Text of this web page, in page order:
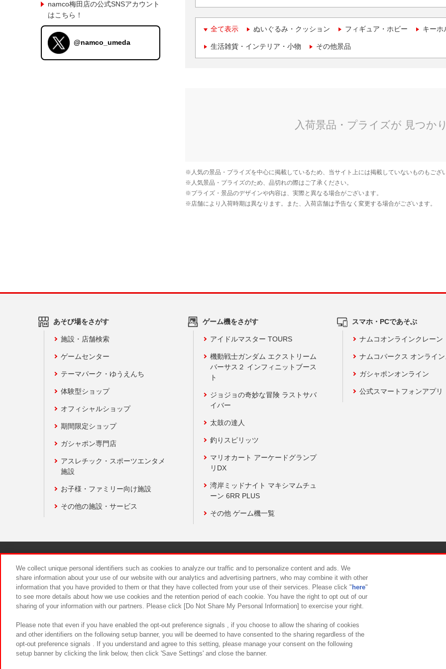
全て表示 ぬいぐるみ・クッション フィギュア・ホビー キーホ
生活雑貨・インテリア・小物 その他景品
namco梅田店の公式SNSアカウント
はこちら！
@namco_umeda
あそび場をさがす
施設・店舗検索
ゲームセンター
テーマパーク・ゆうえんち
体験型ショップ
オフィシャルショップ
期間限定ショップ
ガシャポン専門店
アスレチック・スポーツエンタメ
施設
お子様・ファミリー向け施設
その他の施設・サービス
ゲーム機をさがす
アイドルマスター TOURS
機動戦士ガンダム エクストリーム
バーサス２ インフィニットブース
ト
ジョジョの奇妙な冒険 ラストサバ
イバー
太鼓の達人
釣りスピリッツ
マリオカート アーケードグランプ
リDX
湾岸ミッドナイト マキシマムチュ
ーン 6RR PLUS
その他 ゲーム機一覧
スマホ・PCであそぶ
ナムコオンラインクレーン
ナムコパークス オンライ
ガシャポンオンライン
公式スマートフォンアプリ
食品のご提供について カスタマーハラスメント対応方針
We collect unique personal identifiers such as cookies to analyze our traffic and to personalize content and ads. We
share information about your use of our website with our analytics and advertising partners, who may combine it with other
information that you have provided to them or that they have collected from your use of their services. Please click " here"
to see more details about how we use cookies and the retention period of each cookie. You have the right to opt out of our
sharing of your information with our partners. Please click [Do Not Share My Personal Information] to exercise your right.
Please note that even if you have enabled the opt-out preference signals , if you choose to allow the sharing of cookies
and other identifiers on the following setup banner, you will be deemed to have consented to the sharing regardless of the
opt-out preference signals . If you understand and agree to this setting, please manage your consent on the following
setup banner by clicking the link below, then click 'Save Settings' and close the banner.